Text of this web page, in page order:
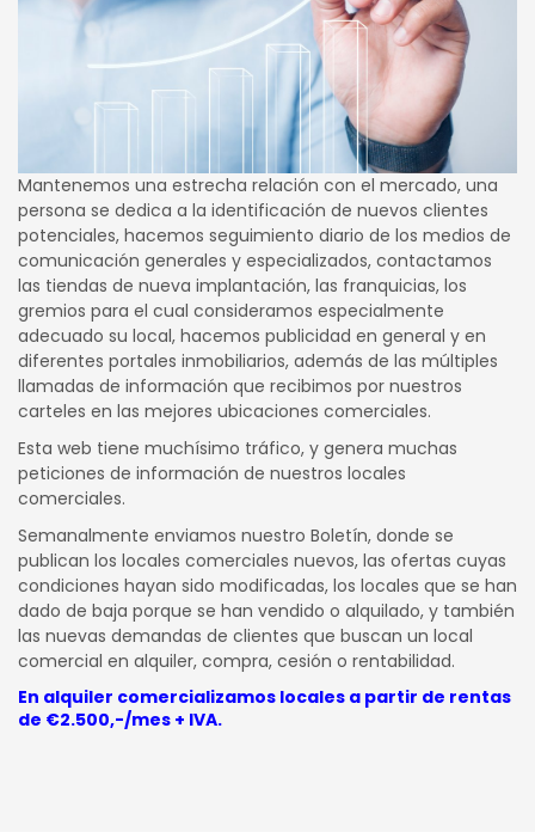
Mantenemos una estrecha relación con el mercado, una
persona se dedica a la identificación de nuevos clientes
potenciales, hacemos seguimiento diario de los medios de
comunicación generales y especializados, contactamos
las tiendas de nueva implantación, las franquicias, los
gremios para el cual consideramos especialmente
adecuado su local, hacemos publicidad en general y en
diferentes portales inmobiliarios, además de las múltiples
llamadas de información que recibimos por nuestros
carteles en las mejores ubicaciones comerciales.
Esta web tiene muchísimo tráfico, y genera muchas
peticiones de información de nuestros locales
comerciales.
Semanalmente enviamos nuestro Boletín, donde se
publican los locales comerciales nuevos, las ofertas cuyas
condiciones hayan sido modificadas, los locales que se han
dado de baja porque se han vendido o alquilado, y también
las nuevas demandas de clientes que buscan un local
comercial en alquiler, compra, cesión o rentabilidad.
En alquiler comercializamos locales a partir de rentas
de €2.500,-/mes + IVA.